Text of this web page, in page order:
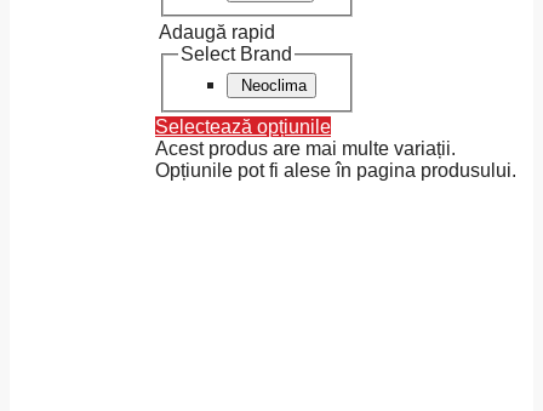
Adaugă rapid
Select Brand
Neoclima
Selectează opțiunile
Acest produs are mai multe variații.
Opțiunile pot fi alese în pagina produsului.